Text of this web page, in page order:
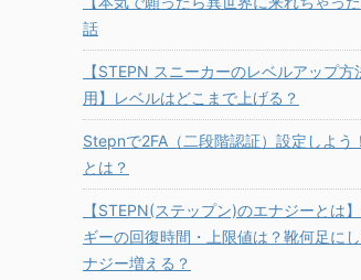
話
【STEPN スニーカーのレベルアップ方
用】レベルはどこまで上げる？
Stepnで2FA（二段階認証）設定しよう
とは？
【STEPN(ステップン)のエナジーとは
ギーの回復時間・上限値は？靴何足に
ナジー増える？